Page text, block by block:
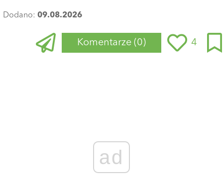
Dodano: 09.08.2026
Komentarze (0) 4
ad